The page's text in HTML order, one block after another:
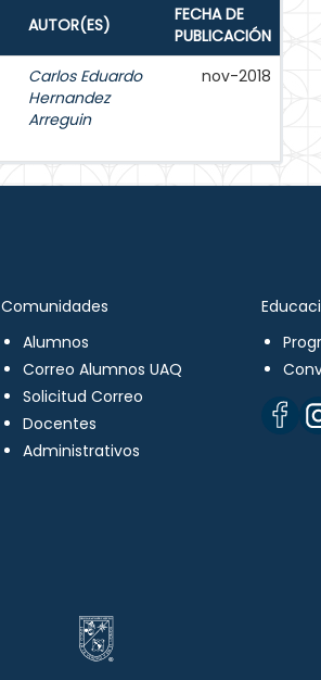
AUTOR(ES)
FECHA DE
PUBLICACIÓN
Carlos Eduardo
Hernandez
Arreguin
nov-2018
Comunidades
Alumnos
Correo Alumnos UAQ
Solicitud Correo
Docentes
Administrativos